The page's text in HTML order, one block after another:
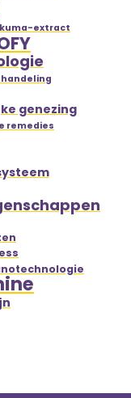
extract
genezing
remedies